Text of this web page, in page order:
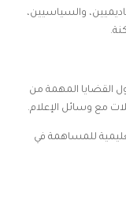
والسياسيين،
القضايا المهمة من
مع وسائل الإعلام.
للمساهمة في